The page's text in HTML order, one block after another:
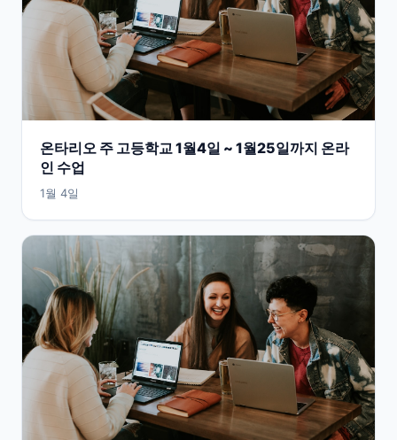
온타리오 주 고등학교 1월4일 ~ 1월25일까지 온라
인 수업
1월 4일